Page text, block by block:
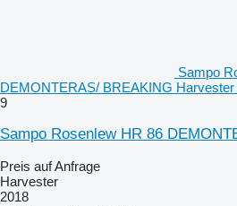
Sampo
DEMONTERAS/ BREAKING
9
Sampo Rosenlew HR 86
Preis auf Anfrage
Harvester
2018